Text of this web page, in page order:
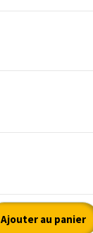
Ajouter au panier